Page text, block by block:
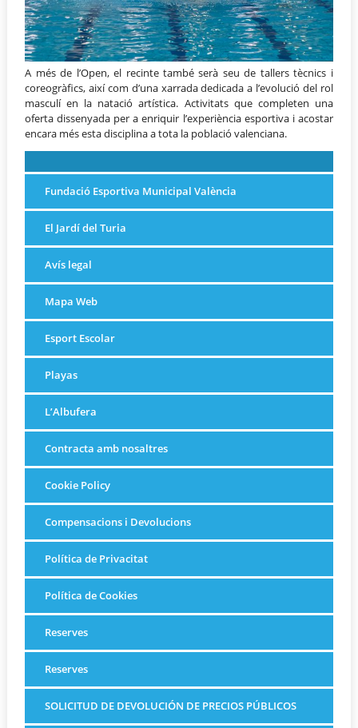
A més de l’Open, el recinte també serà seu de tallers tècnics i
coreogràfics, així com d’una xarrada dedicada a l’evolució del rol
masculí en la natació artística. Activitats que completen una
oferta dissenyada per a enriquir l’experiència esportiva i acostar
encara més esta disciplina a tota la població valenciana.
Fundació Esportiva Municipal València
El Jardí del Turia
Avís legal
Mapa Web
Esport Escolar
Playas
L’Albufera
Contracta amb nosaltres
Cookie Policy
Compensacions i Devolucions
Política de Privacitat
Política de Cookies
Reserves
Reserves
SOLICITUD DE DEVOLUCIÓN DE PRECIOS PÚBLICOS